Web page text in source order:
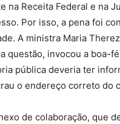
na Receita Federal e na
Por isso, a pena foi
A ministra Maria
questão, invocou a boa-
pública deveria ter
o endereço correto do
de colaboração, que